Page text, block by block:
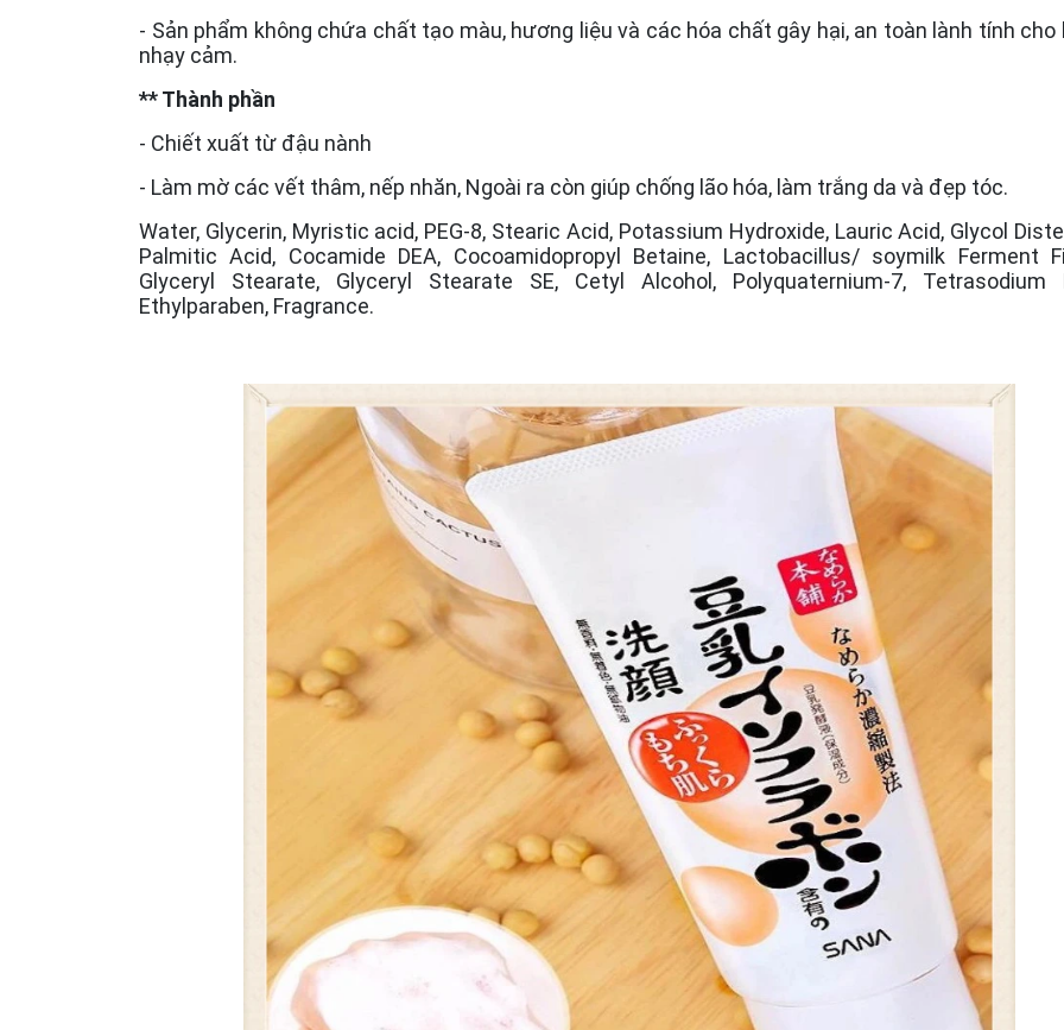
- Sản phẩm không chứa chất tạo màu, hương liệu và các hóa chất gây hại, an toàn lành tính cho
nhạy cảm.
** Thành phần
- Chiết xuất từ đậu nành
- Làm mờ các vết thâm, nếp nhăn, Ngoài ra còn giúp chống lão hóa, làm trắng da và đẹp tóc.
Water, Glycerin, Myristic acid, PEG-8, Stearic Acid, Potassium Hydroxide, Lauric Acid, Glycol
Palmitic Acid, Cocamide DEA, Cocoamidopropyl Betaine, Lactobacillus/ soymilk Ferment
Glyceryl Stearate, Glyceryl Stearate SE, Cetyl Alcohol, Polyquaternium-7, Tetrasodium
Ethylparaben, Fragrance.